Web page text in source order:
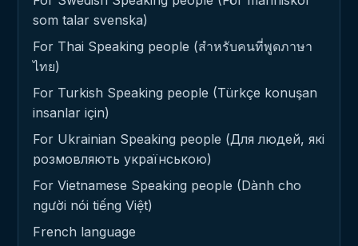
som talar svenska)
For Thai Speaking people (สำหรับคนที่พูดภาษา
ไทย)
For Turkish Speaking people (Türkçe konuşan
insanlar için)
For Ukrainian Speaking people (Для людей, які
розмовляють українською)
For Vietnamese Speaking people (Dành cho
người nói tiếng Việt)
French language